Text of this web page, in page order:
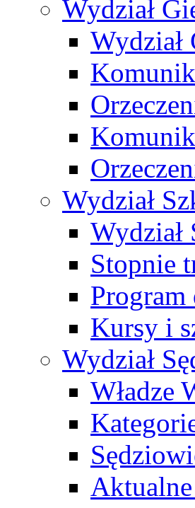
Wydział
Wydział
Wydział
Stopnie
Kursy i
Wydział
Władze